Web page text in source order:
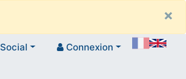
×
Social Connexion